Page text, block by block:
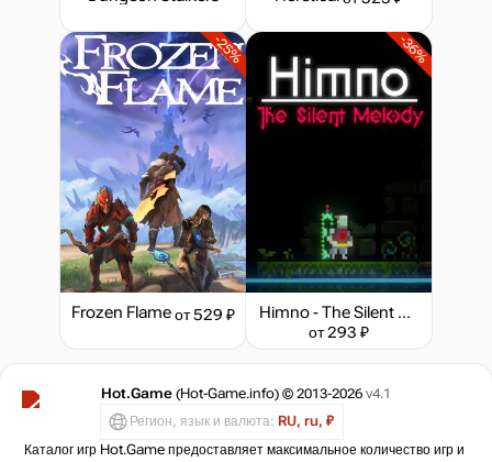
-25%
Frozen Flameот 529 ₽
-36%
Himno - The Silent Melody
от 293 ₽
Hot.Game (Hot-Game.info) © 2013-2026 v4.1
Регион, язык и валюта: RU, ru, ₽
Каталог игр Hot.Game предоставляет максимальное количество игр и